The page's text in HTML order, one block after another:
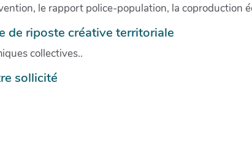
le rapport police-population, la coproduction
de riposte créative territoriale
collectives..
sollicité